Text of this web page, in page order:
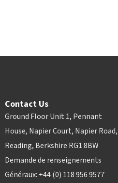
Contact Us
Ground Floor Unit 1, Pennant
House, Napier Court, Napier Road,
Reading, Berkshire RG1 8BW
Demande de renseignements
Généraux: +44 (0) 118 956 9577